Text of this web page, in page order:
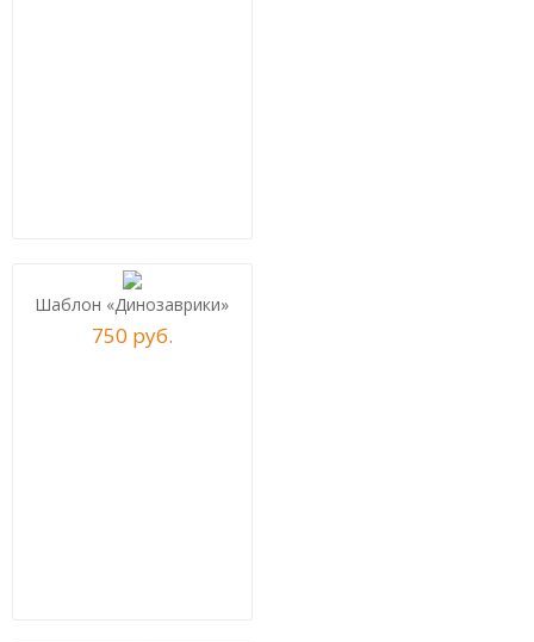
Шаблон «Динозаврики»
750 руб.